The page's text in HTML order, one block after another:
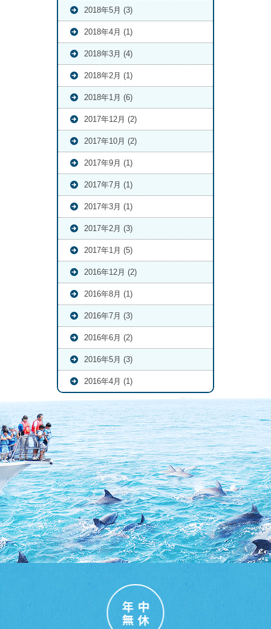
2018年5月 (3)
2018年4月 (1)
2018年3月 (4)
2018年2月 (1)
2018年1月 (6)
2017年12月 (2)
2017年10月 (2)
2017年9月 (1)
2017年7月 (1)
2017年3月 (1)
2017年2月 (3)
2017年1月 (5)
2016年12月 (2)
2016年8月 (1)
2016年7月 (3)
2016年6月 (2)
2016年5月 (3)
2016年4月 (1)
年中
無休